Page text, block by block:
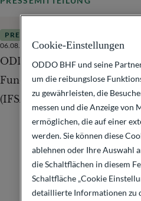
PRESSEMITTEILUNGEN
06.08.2026
2Minutes
ODDO BHF übernimmt
Fund Services & Asset
(IFSAM)
Cookie-Einstellungen
ODDO BHF und seine
um die reibungslose
zu gewährleisten, die
messen und die Anzeige von
ermöglichen, die auf einer
werden. Sie können diese
ablehnen oder Ihre Auswahl
die Schaltflächen in diesem
Schaltfläche „Cookie
detaillierte Informationen zu